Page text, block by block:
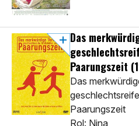
Das
Paarungszeit
Das
Paarungszeit
Rol: Nina